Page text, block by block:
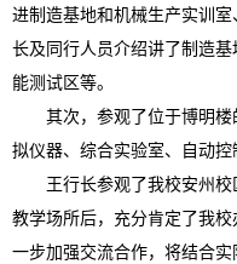
进制造基地和机械生产实训
长及同行人员介绍讲了制造
能测试区等。
其次，参观了位于博明
拟仪器、综合实验室、自动
王行长参观了我校安州
教学场所后，充分肯定了我
一步加强交流合作，将结合实